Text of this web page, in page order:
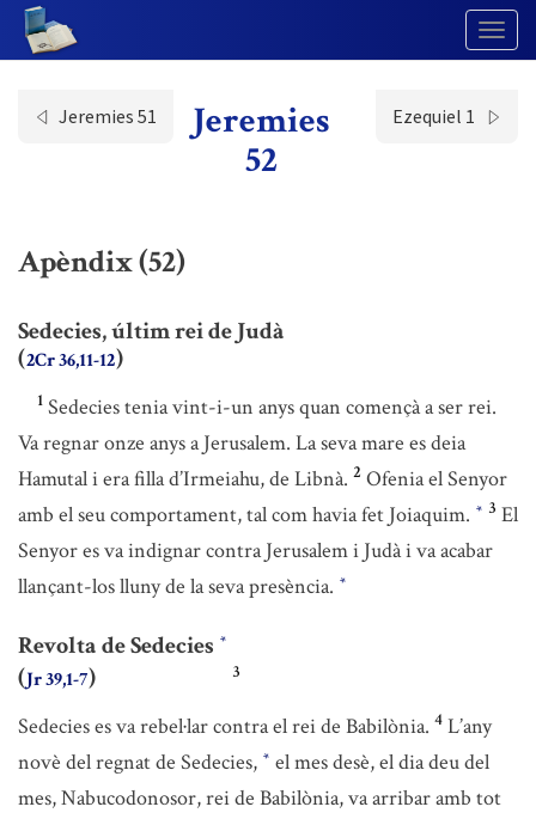
Jeremies 51
Jeremies
52
Ezequiel 1
Apèndix (52)
Sedecies, últim rei de Judà
(2Cr 36,11-12)
1 Sedecies tenia vint-i-un anys quan començà a ser rei.
Va regnar onze anys a Jerusalem. La seva mare es deia
Hamutal i era filla d’Irmeiahu, de Libnà. 2 Ofenia el Senyor
amb el seu comportament, tal com havia fet Joiaquim. * 3 El
Senyor es va indignar contra Jerusalem i Judà i va acabar
llançant-los lluny de la seva presència. *
Revolta de Sedecies *
(Jr 39,1-7) 3
Sedecies es va rebel·lar contra el rei de Babilònia. 4 L’any
novè del regnat de Sedecies, * el mes desè, el dia deu del
mes, Nabucodonosor, rei de Babilònia, va arribar amb tot